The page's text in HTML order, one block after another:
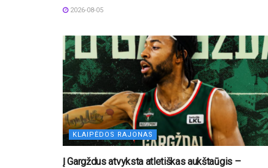
2026-08-05
KLAIPĖDOS RAJONAS
Į Gargždus atvyksta atletiškas aukštaūgis –